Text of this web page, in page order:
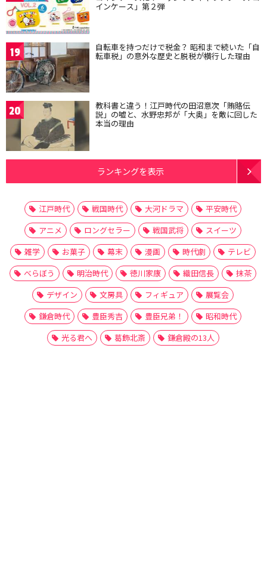
インケース」第２弾
19 自転車を持つだけで税金？ 昭和まで続いた「自
転車税」の意外な歴史と脱税が横行した理由
20 教科書と違う！江戸時代の田沼意次「賄賂伝
説」の嘘と、水野忠邦が「大奥」を敵に回した
本当の理由
ランキングを表示
江戸時代 戦国時代 大河ドラマ
平安時代
アニメ
ロングセラー 戦国武将
スイーツ
雑学
お菓子 幕末 漫画 時代劇
テレビ
べらぼう
明治時代 徳川家康 織田信長
抹茶
デザイン
文房具 フィギュア
展覧会
鎌倉時代
豊臣秀吉 豊臣兄弟！
昭和時代
光る君へ
葛飾北斎 鎌倉殿の13人